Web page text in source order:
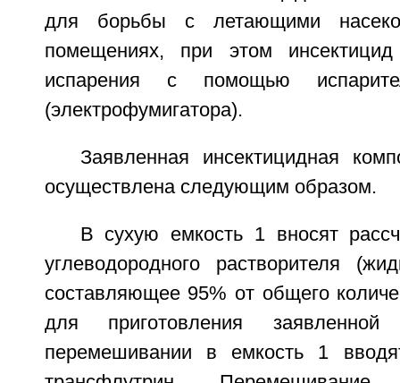
для борьбы с летающими
помещениях, при этом
испарения с помощью
(электрофумигатора).
Заявленная инсектицидная
осуществлена следующим образом.
В сухую емкость 1 вносят
углеводородного растворителя
составляющее 95% от общего
для приготовления
перемешивании в емкость 1